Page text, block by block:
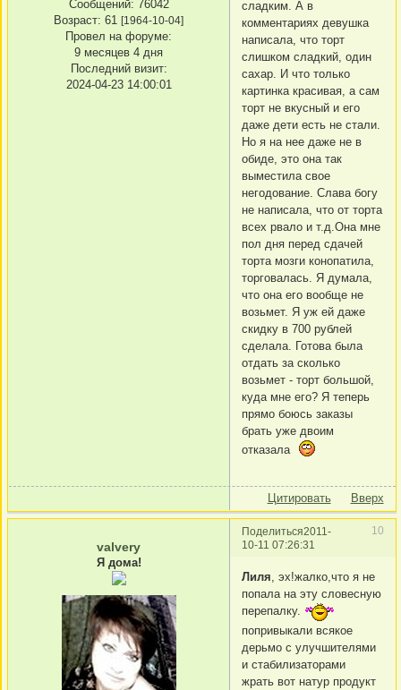
Сообщений: 76042
Возраст: 61 [1964-10-04]
Провел на форуме:
9 месяцев 4 дня
Последний визит:
2024-04-23 14:00:01
сладким. А в
комментариях девушка
написала, что торт
слишком сладкий, один
сахар. И что только
картинка красивая, а сам
торт не вкусный и его
даже дети есть не стали.
Но я на нее даже не в
обиде, это она так
выместила свое
негодование. Слава богу
не написала, что от торта
всех рвало и т.д.Она мне
пол дня перед сдачей
торта мозги конопатила,
торговалась. Я думала,
что она его вообще не
возьмет. Я уж ей даже
скидку в 700 рублей
сделала. Готова была
отдать за сколько
возьмет - торт большой,
куда мне его? Я теперь
прямо боюсь заказы
брать уже двоим
отказала
Цитировать Вверх
Поделиться 10
2011-
10-11 07:26:31
valvery
Я дома!
Лиля , эх!жалко,что я не
попала на эту словесную
перепалку.
попривыкали всякое
дерьмо с улучшителями
и стабилизаторами
жрать вот натур продукт